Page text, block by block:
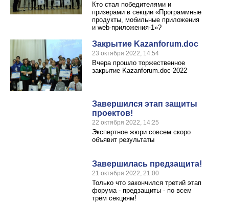
Кто стал победителями и
призерами в секции «Программные
продукты, мобильные приложения
и web-приложения-1»?
Закрытие Kazanforum.doc
23 октября 2022, 14:54
Вчера прошло торжественное
закрытие Kazanforum.doc-2022
Завершился этап защиты
проектов!
22 октября 2022, 14:25
Экспертное жюри совсем скоро
объявит результаты
Завершилась предзащита!
21 октября 2022, 21:00
Только что закончился третий этап
форума - предзащиты - по всем
трём секциям!